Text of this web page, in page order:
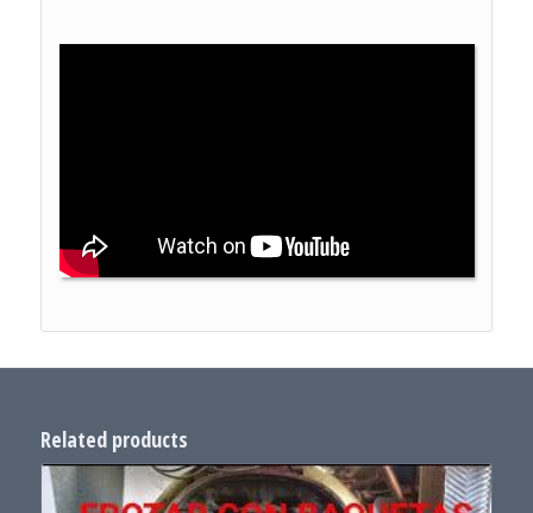
Related products